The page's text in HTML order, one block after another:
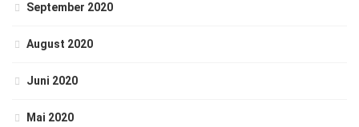
September 2020
August 2020
Juni 2020
Mai 2020